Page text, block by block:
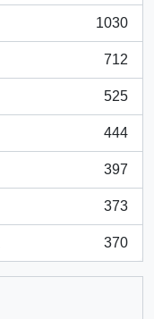
1030
712
525
444
397
373
370